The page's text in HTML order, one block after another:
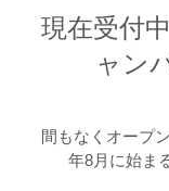
現在受付
ャン
間もなくオープ
年8月に始ま